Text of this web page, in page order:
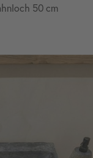
50 cm